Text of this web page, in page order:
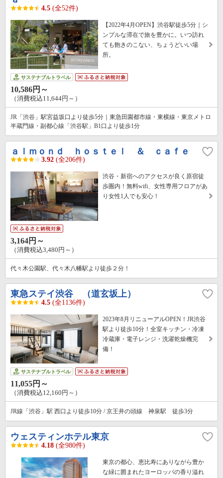
4.5 (全52件)
【2022年4月OPEN】渋谷駅徒歩5分｜シ
ンプルな滞在で旅を豊かに。いつ訪れ
ても飽きのこない、ちょうどいい場
所。
サステナブルトラベル
10,586円～
（消費税込11,644円～）
JR「渋谷」駅宮益坂口より徒歩5分｜東急田園都市線・東横線・東京メトロ
半蔵門線・副都心線「渋谷駅」B1口より徒歩1分
ａｌｍｏｎｄ ｈｏｓｔｅｌ ＆ ｃａｆｅ
3.92 (全206件)
渋谷・新宿へのアクセスが良く原宿徒
歩圏内！無料wifi、女性専用フロアがあ
り女性1人でも安心！
3,164円～
（消費税込3,480円～）
代々木公園駅、代々木八幡駅より徒歩２分！
東急ステイ渋谷 （道玄坂上）
4.5 (全1136件)
2023年8月リニューアルOPEN！JR渋谷
駅より徒歩10分！全室キッチン・冷凍
冷蔵庫・電子レンジ・洗濯乾燥機完
備！
サステナブルトラベル
11,055円～
（消費税込12,160円～）
JR線「渋谷」駅 西口より徒歩10分 / 京王井の頭線 神泉駅 徒歩3分
ウェスティンホテル東京
4.18 (全980件)
東京の都心、恵比寿にありながら豊か
な緑に囲まれたヨーロッパの香り溢れ